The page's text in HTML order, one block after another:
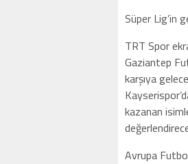
Süper Lig’in
TRT Spor
Gaziantep
karşıya
kazanan
Avrupa